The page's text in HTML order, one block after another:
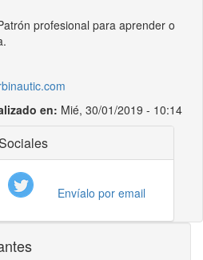
profesional para aprender o
en: Mié, 30/01/2019 - 10:14
Envíalo por email